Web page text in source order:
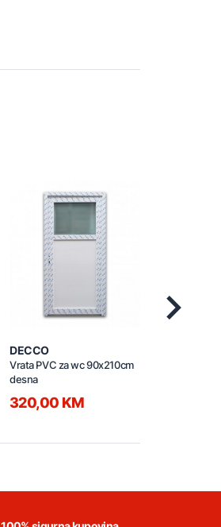
DECCO
Vrata PVC za wc 90x210cm
desna
320,00 KM